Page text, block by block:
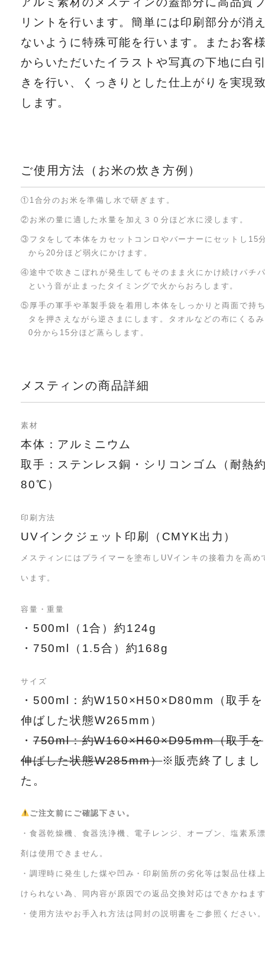
リントを行います。簡単には印刷部分が消
ないように特殊可能を行います。またお客
からいただいたイラストや写真の下地に白
きを行い、くっきりとした仕上がりを実現
します。
ご使用方法（お米の炊き方例）
①1合分のお米を準備し水で研ぎます。
②お米の量に適した水量を加え３０分ほど水に浸します。
③フタをして本体をカセットコンロやバーナーにセットし15
から20分ほど弱火にかけます。
④途中で吹きこぼれが発生してもそのまま火にかけ続けパチ
という音が止まったタイミングで火からおろします。
⑤厚手の軍手や革製手袋を着用し本体をしっかりと両面で持
タを押さえながら逆さまにします。タオルなどの布にくる
0分から15分ほど蒸らします。
メスティンの商品詳細
素材
本体：アルミニウム
取手：ステンレス銅・シリコンゴム（耐熱
80℃）
印刷方法
UVインクジェット印刷（CMYK出力）
メスティンにはプライマーを塗布しUVインキの接着力を高め
います。
容量・重量
・500ml（1合）約124g
・750ml（1.5合）約168g
サイズ
・500ml：約W150×H50×D80mm（取手を
伸ばした状態W265mm）
・750ml：約W160×H60×D95mm（取手を
伸ばした状態W285mm）※販売終了しまし
た。
ご注文前にご確認下さい。
・食器乾燥機、食器洗浄機、電子レンジ、オーブン、塩素系
剤は使用できません。
・調理時に発生した煤や凹み・印刷箇所の劣化等は製品仕様
けられない為、同内容が原因での返品交換対応はできかねま
・使用方法やお手入れ方法は同封の説明書をご参照ください